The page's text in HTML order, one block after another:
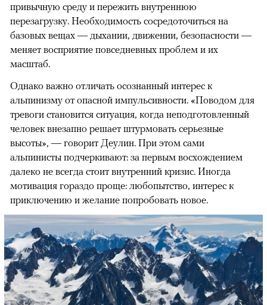
привычную среду и пережить внутреннюю
перезагрузку. Необходимость сосредоточиться на
базовых вещах — дыхании, движении, безопасности —
меняет восприятие повседневных проблем и их
масштаб.
Однако важно отличать осознанный интерес к
альпинизму от опасной импульсивности. «Поводом для
тревоги становится ситуация, когда неподготовленный
человек внезапно решает штурмовать серьезные
высоты», — говорит Деулин. При этом сами
альпинисты подчеркивают: за первым восхождением
далеко не всегда стоит внутренний кризис. Иногда
мотивация гораздо проще: любопытство, интерес к
приключению и желание попробовать новое.